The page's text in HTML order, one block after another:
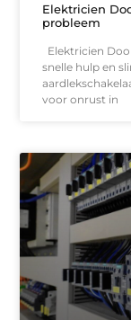
Elektricien
probleem
Elektricien
snelle hulp en
voor onrust in